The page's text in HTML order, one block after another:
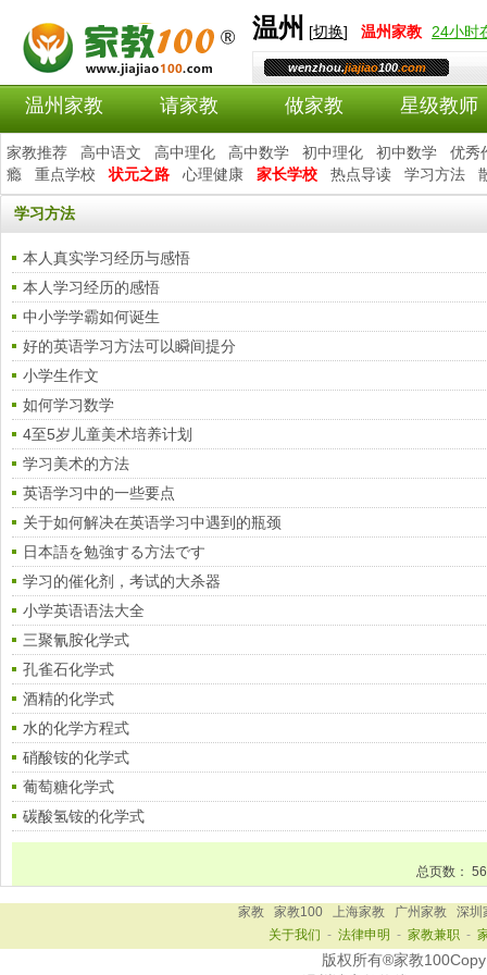
温州 [切换] 温州家教 24小时
wenzhou.jiajiao100.com
温州家教 请家教 做家教 星级教师
家教推荐 高中语文 高中理化 高中数学 初中理化 初中数学
优秀
瘾
重点学校 状元之路 心理健康 家长学校 热点导读 学习方法
学习方法
本人真实学习经历与感悟
本人学习经历的感悟
中小学学霸如何诞生
好的英语学习方法可以瞬间提分
小学生作文
如何学习数学
4至5岁儿童美术培养计划
学习美术的方法
英语学习中的一些要点
关于如何解决在英语学习中遇到的瓶颈
日本語を勉強する方法です
学习的催化剂，考试的大杀器
小学英语语法大全
三聚氰胺化学式
孔雀石化学式
酒精的化学式
水的化学方程式
硝酸铵的化学式
葡萄糖化学式
碳酸氢铵的化学式
总页数：
家教 家教100 上海家教 广州家教
深圳
关于我们 - 法律申明 - 家教兼职 -
版权所有®家教